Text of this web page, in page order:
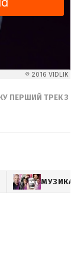
ПЕРШИЙ ТРЕК З
МУЗИКА